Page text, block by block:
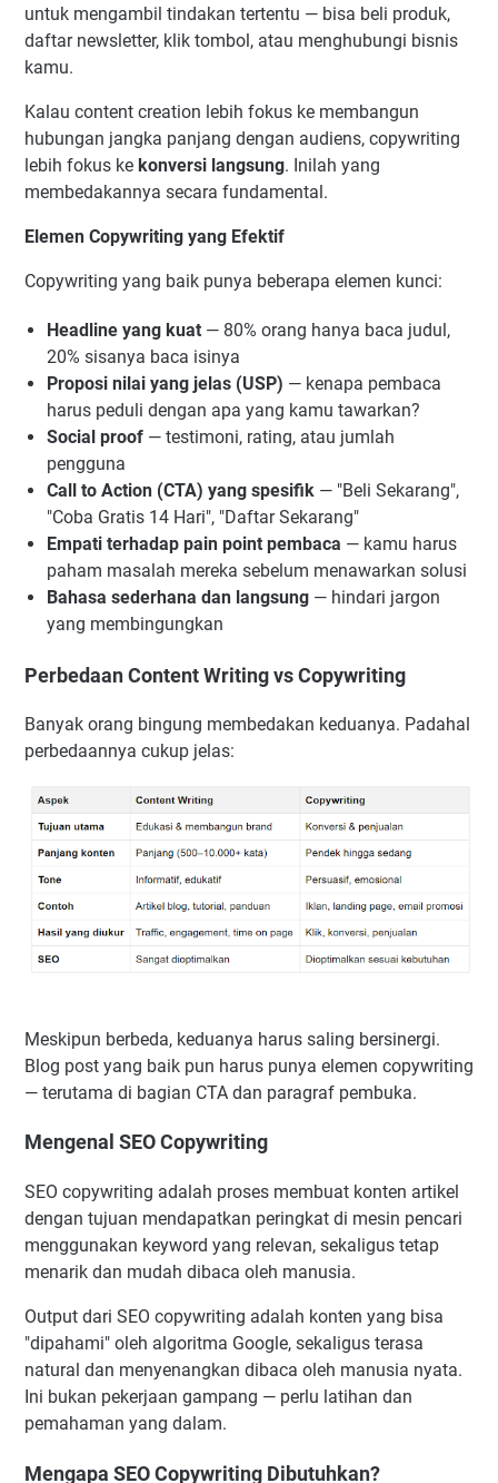
untuk mengambil tindakan tertentu — bisa beli produk,
daftar newsletter, klik tombol, atau menghubungi bisnis
kamu.
Kalau content creation lebih fokus ke membangun
hubungan jangka panjang dengan audiens, copywriting
lebih fokus ke konversi langsung. Inilah yang
membedakannya secara fundamental.
Elemen Copywriting yang Efektif
Copywriting yang baik punya beberapa elemen kunci:
Headline yang kuat — 80% orang hanya baca judul,
20% sisanya baca isinya
Proposi nilai yang jelas (USP) — kenapa pembaca
harus peduli dengan apa yang kamu tawarkan?
Social proof — testimoni, rating, atau jumlah
pengguna
Call to Action (CTA) yang spesifik — "Beli Sekarang",
"Coba Gratis 14 Hari", "Daftar Sekarang"
Empati terhadap pain point pembaca — kamu harus
paham masalah mereka sebelum menawarkan solusi
Bahasa sederhana dan langsung — hindari jargon
yang membingungkan
Perbedaan Content Writing vs Copywriting
Banyak orang bingung membedakan keduanya. Padahal
perbedaannya cukup jelas:
Meskipun berbeda, keduanya harus saling bersinergi.
Blog post yang baik pun harus punya elemen copywriting
— terutama di bagian CTA dan paragraf pembuka.
Mengenal SEO Copywriting
SEO copywriting adalah proses membuat konten artikel
dengan tujuan mendapatkan peringkat di mesin pencari
menggunakan keyword yang relevan, sekaligus tetap
menarik dan mudah dibaca oleh manusia.
Output dari SEO copywriting adalah konten yang bisa
"dipahami" oleh algoritma Google, sekaligus terasa
natural dan menyenangkan dibaca oleh manusia nyata.
Ini bukan pekerjaan gampang — perlu latihan dan
pemahaman yang dalam.
Mengapa SEO Copywriting Dibutuhkan?